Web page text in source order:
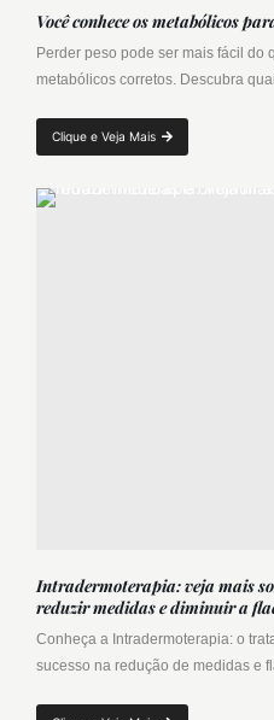
Você conhece os metabólicos
Perder peso pode ser mais fácil do
metabólicos corretos. Descubra
Clique e Veja Mais
Intradermoterapia: veja mais
reduzir medidas e diminuir a
Conheça a Intradermoterapia: o
sucesso na redução de medidas e